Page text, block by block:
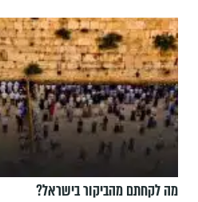
מה לקחתם מהביקור בישראל?